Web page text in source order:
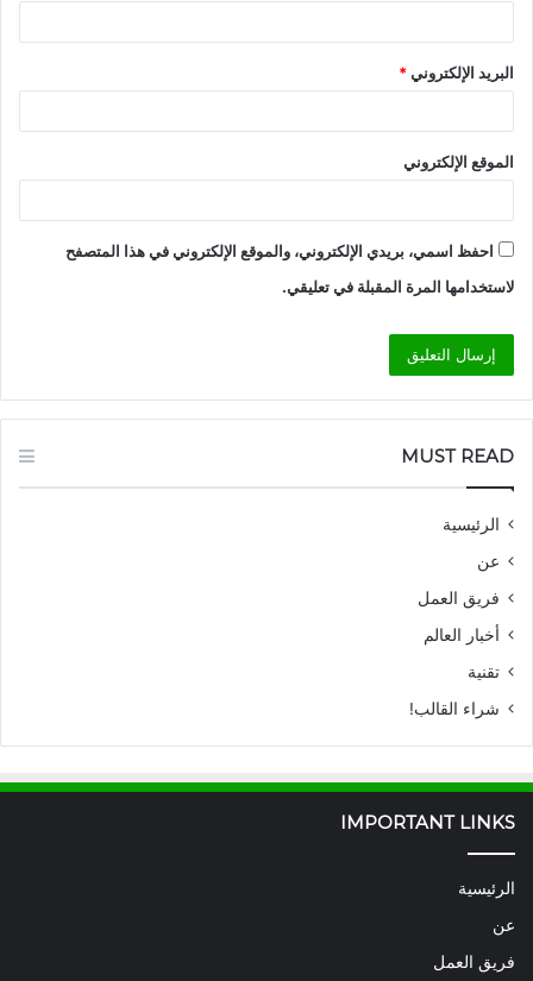
البريد الإلكتروني*
الموقع الإلكتروني
احفظ اسمي، بريدي الإلكتروني، والموقع الإلكتروني في هذا المتصفح
لاستخدامها المرة المقبلة في تعليقي.
MUST READ
الرئيسية
عن
فريق العمل
أخبار العالم
تقنية
شراء القالب!
IMPORTANT LINKS
الرئيسية
عن
فريق العمل